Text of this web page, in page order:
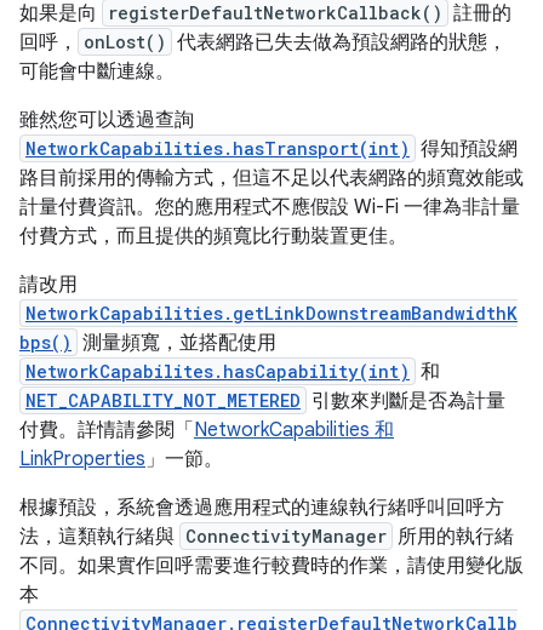
如果是向 registerDefaultNetworkCallback() 註冊的
回呼，
onLost() 代表網路已失去做為預設網路的狀態，
可能會中斷連線。
雖然您可以透過查詢
NetworkCapabilities.hasTransport(int) 得知預設網
路目前採用的傳輸方式，但這不足以代表網路的頻寬效能或
計量付費資訊。您的應用程式不應假設 Wi-Fi 一律為非計量
付費方式，而且提供的頻寬比行動裝置更佳。
請改用
NetworkCapabilities.getLinkDownstreamBandwidthK
bps() 測量頻寬，並搭配使用
NetworkCapabilites.hasCapability(int) 和
NET_CAPABILITY_NOT_METERED 引數來判斷是否為計量
付費。詳情請參閱「 NetworkCapabilities 和
LinkProperties」一節。
根據預設，系統會透過應用程式的連線執行緒呼叫回呼方
法，這類執行緒與 ConnectivityManager 所用的執行緒
不同。如果實作回呼需要進行較費時的作業，請使用變化版
本
ConnectivityManager.registerDefaultNetworkCallb